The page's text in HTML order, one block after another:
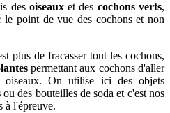
des oiseauxet des cochons verts,
point de vue des cochons et non
plus de fracasser tout les cochons,
permettant aux cochons d'aller
oiseaux. On utilise ici des objets
ou des bouteilles de soda et c'est nos
à l'épreuve.